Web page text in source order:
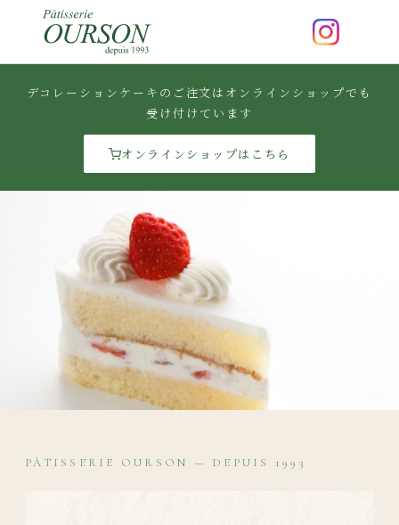
デコレーションケーキのご注文はオンラインショップでも
受け付けています
オンラインショップはこちら
PÂTISSERIE OURSON — DEPUIS 1993